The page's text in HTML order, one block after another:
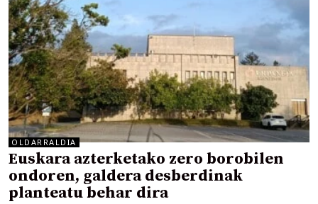
OLDARRALDIA
Euskara azterketako zero borobilen
ondoren, galdera desberdinak
planteatu behar dira